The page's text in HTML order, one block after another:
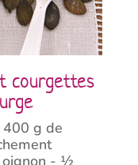
courgettes
400 g de
oignon - ½